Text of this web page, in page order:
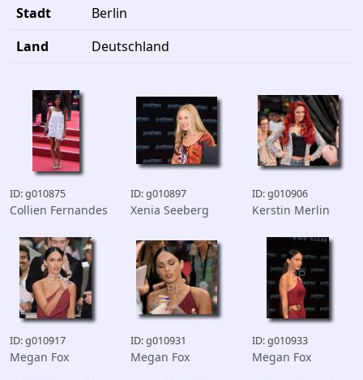
Stadt
Berlin
Land
Deutschland
ID: g010875
Collien Fernandes
ID: g010897
Xenia Seeberg
ID: g010906
Kerstin Merlin
ID: g010917
Megan Fox
ID: g010931
Megan Fox
ID: g010933
Megan Fox